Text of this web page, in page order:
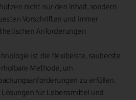
nicht nur den Inhalt, sondern
Vorschriften und immer
Anforderungen
ist die flexibelste, sauberste
Methode, um
zu erfüllen.
für Lebensmittel und